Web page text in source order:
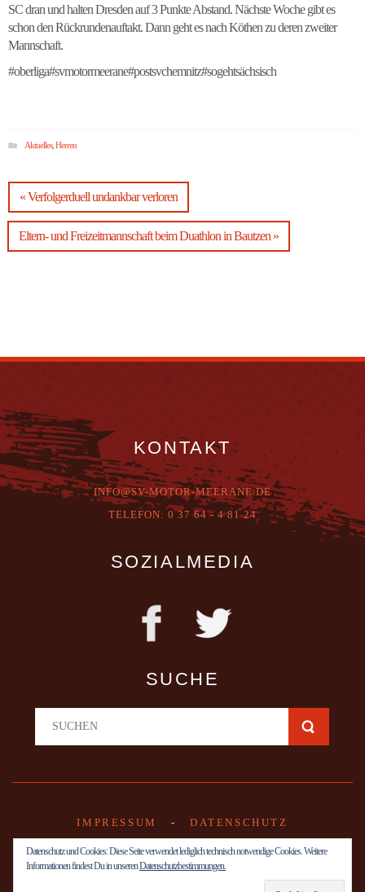
SC dran und halten Dresden auf 3 Punkte Abstand. Nächste Woche gibt es
schon den Rückrundenauftakt. Dann geht es nach Köthen zu deren zweiter
Mannschaft.
#oberliga#svmotormeerane#postsvchemnitz#sogehtsächsisch
Aktuelles, Herren
« Verfolgerduell undankbar verloren
Eltern- und Freizeitmannschaft beim Duathlon in Bautzen »
KONTAKT
INFO@SV-MOTOR-MEERANE.DE
TELEFON: 0 37 64 - 4 81 24
SOZIALMEDIA
SUCHE
IMPRESSUM - DATENSCHUTZ
Datenschutz und Cookies: Diese Seite verwendet lediglich technisch notwendige Cookies. Weitere
Informationen findest Du in unserenDatenschutzbestimmungen.